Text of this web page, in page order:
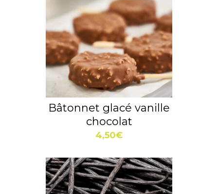
Bâtonnet glacé vanille
chocolat
4,50€